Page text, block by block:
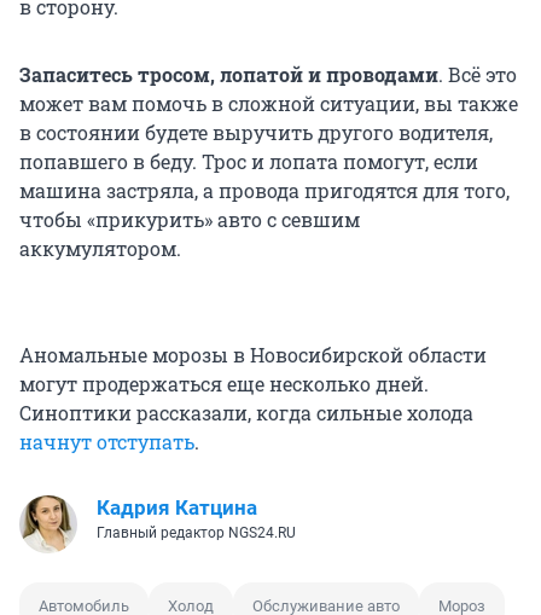
в сторону.
Запаситесь тросом, лопатой и проводами. Всё это
может вам помочь в сложной ситуации, вы также
в состоянии будете выручить другого водителя,
попавшего в беду. Трос и лопата помогут, если
машина застряла, а провода пригодятся для того,
чтобы «прикурить» авто с севшим
аккумулятором.
Аномальные морозы в Новосибирской области
могут продержаться еще несколько дней.
Синоптики рассказали, когда сильные холода
начнут отступать.
Кадрия Катцина
Главный редактор NGS24.RU
Автомобиль Холод Обслуживание авто Мороз